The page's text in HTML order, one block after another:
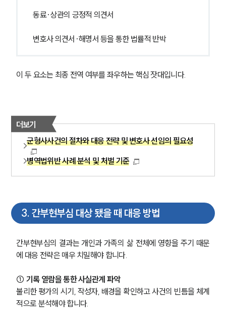
동료·상관의 긍정적 의견서
변호사 의견서·해명서 등을 통한 법률적 반박
이 두 요소는 최종 전역 여부를 좌우하는 핵심 잣대입니다.
더보기
군형사사건의 절차와 대응 전략 및 변호사 선임의 필요성
병역법위반 사례 분석 및 처벌 기준
3. 간부현부심 대상 됐을 때 대응 방법
간부현부심의 결과는 개인과 가족의 삶 전체에 영향을 주기 때문
에 대응 전략은 매우 치밀해야 합니다.
① 기록 열람을 통한 사실관계 파악
불리한 평가의 시기, 작성자, 배경을 확인하고 사건의 빈틈을 체계
적으로 분석해야 합니다.